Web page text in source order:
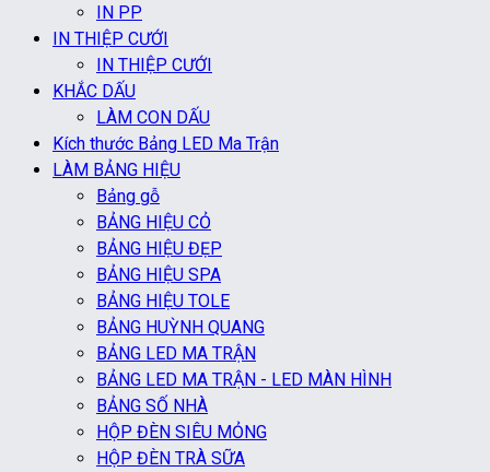
IN PP
IN THIỆP CƯỚI
IN THIỆP CƯỚI
KHẮC DẤU
LÀM CON DẤU
Kích thước Bảng LED Ma Trận
LÀM BẢNG HIỆU
Bảng gỗ
BẢNG HIỆU CỎ
BẢNG HIỆU ĐẸP
BẢNG HIỆU SPA
BẢNG HIỆU TOLE
BẢNG HUỲNH QUANG
BẢNG LED MA TRẬN
BẢNG LED MA TRẬN - LED MÀN HÌNH
BẢNG SỐ NHÀ
HỘP ĐÈN SIÊU MỎNG
HỘP ĐÈN TRÀ SỮA